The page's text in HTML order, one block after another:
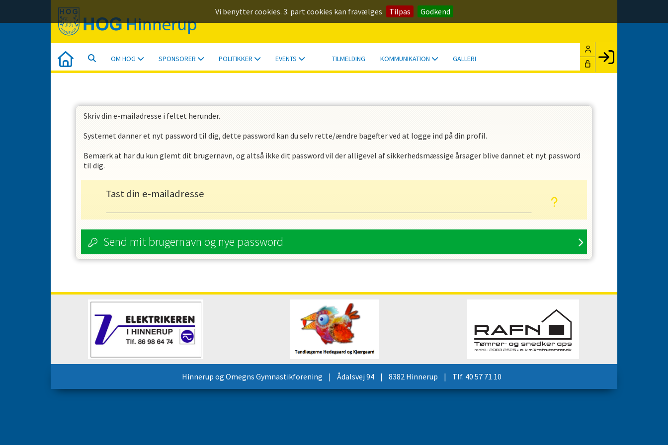
Vi benytter cookies. 3. part cookies kan fravælges Tilpas Godkend
OM HOG SPONSORER POLITIKKER EVENTS TILMELDING KOMMUNIKATION GALLERI
Skriv din e-mailadresse i feltet herunder.
Systemet danner et nyt password til dig, dette password kan du selv rette/ændre bagefter ved at logge ind på din profil.
Bemærk at har du kun glemt dit brugernavn, og altså ikke dit password vil der alligevel af sikkerhedsmæssige årsager blive dannet et nyt password
til dig.
Tast din e-mailadresse
Send mit brugernavn og nye password
Hinnerup og Omegns Gymnastikforening | Ådalsvej 94 | 8382 Hinnerup | Tlf. 40 57 71 10